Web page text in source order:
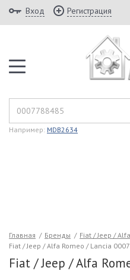
Вход Регистрация
Например: MDB2634
Главная / Бренды / Fiat / Jeep /
Fiat / Jeep / Alfa Romeo / Lancia
Fiat / Jeep / Alfa